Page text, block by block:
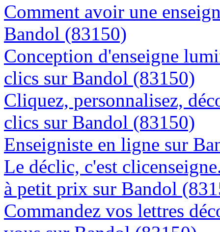
Comment avoir une
Bandol (83150)
Conception d'enseigne
clics sur Bandol (83150)
Cliquez, personnalisez,
clics sur Bandol (83150)
Enseigniste en ligne sur
Le déclic, c'est
à petit prix sur Bandol
Commandez vos lettres